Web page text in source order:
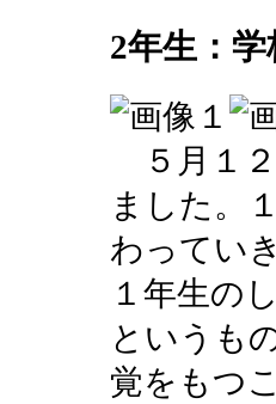
2年生：
５月１
ました。
わってい
１年生の
というも
覚をもつ